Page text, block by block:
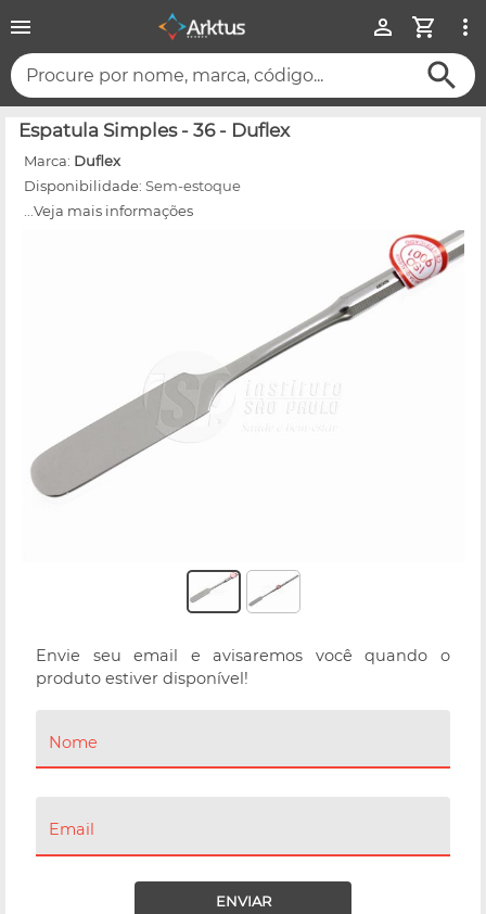
Procure por nome, marca, código...
Espatula Simples - 36 - Duflex
Marca: Duflex
Disponibilidade: Sem-estoque
...Veja mais informações
Envie seu email e avisaremos você quando o
produto estiver disponível!
Nome
Email
ENVIAR